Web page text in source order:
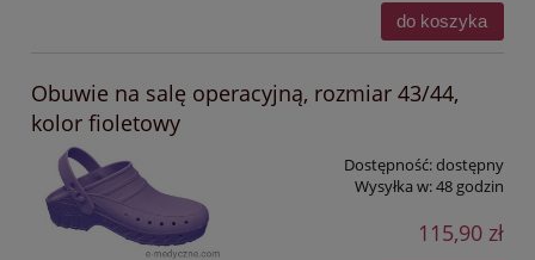
do koszyka
Obuwie na salę operacyjną, rozmiar 43/44,
kolor fioletowy
Dostępność:dostępny
Wysyłka w:48 godzin
115,90 zł